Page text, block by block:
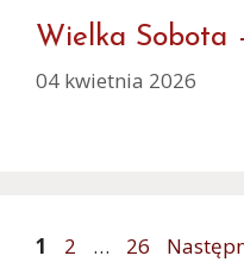
Wielka Sobota
04 kwietnia 2026
Strona
1 Strona
2 … Strona
26